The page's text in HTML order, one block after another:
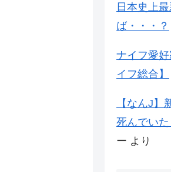
日本史上
ば・・・？
ナイフ愛
イフ総合】
【なんJ
死んでいた
ー より